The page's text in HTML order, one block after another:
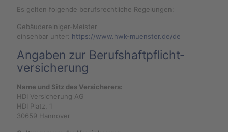
Es gelten folgende berufsrechtliche Regelungen:
Gebäudereiniger-Meister
einsehbar unter: https://www.hwk-muenster.de/de
Angaben zur Berufs­haftpflicht­
versicherung
Name und Sitz des Versicherers:
HDI Versicherung AG
HDI Platz, 1
30659 Hannover